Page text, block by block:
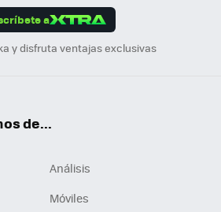
a
y disfruta ventajas exclusivas
de...
Análisis
Móviles